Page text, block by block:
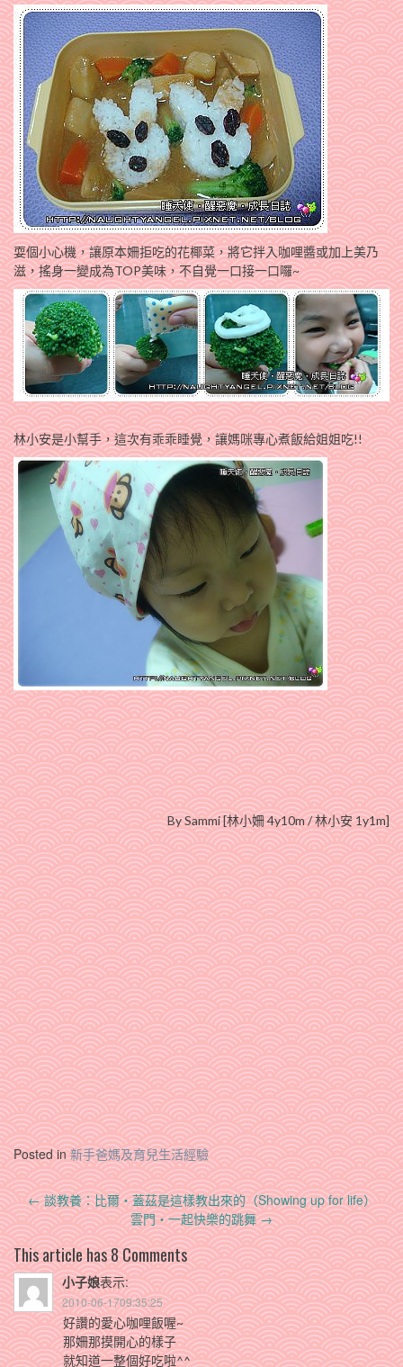
耍個小心機，讓原本姍拒吃的花椰菜，將它拌入咖哩醬或加上美乃
滋，搖身一變成為TOP美味，不自覺一口接一口囉~
林小安是小幫手，這次有乖乖睡覺，讓媽咪專心煮飯給姐姐吃!!
By Sammi [林小姍 4y10m / 林小安 1y1m]
Posted in新手爸媽及育兒生活經驗
Post
navigation
←談教養：比爾‧蓋茲是這樣教出來的（Showing up for life）
雲門‧一起快樂的跳舞→
This article has 8 Comments
小子娘表示:
2010-06-1709:35:25
好讚的愛心咖哩飯喔~
那姍那摸開心的樣子
就知道一整個好吃啦^^